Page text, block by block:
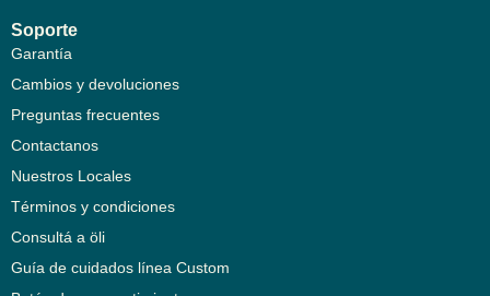
Soporte
Garantía
Cambios y devoluciones
Preguntas frecuentes
Contactanos
Nuestros Locales
Términos y condiciones
Consultá a öli
Guía de cuidados línea Custom